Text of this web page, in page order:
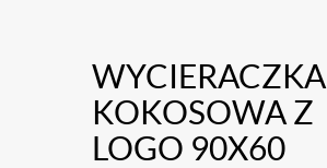
WYCIERACZKA
KOKOSOWA Z
LOGO 90X60